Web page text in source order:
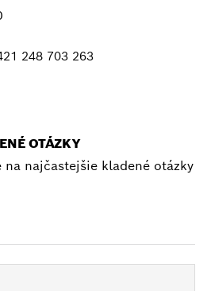
248 703 263
OTÁZKY
na najčastejšie kladené otázky